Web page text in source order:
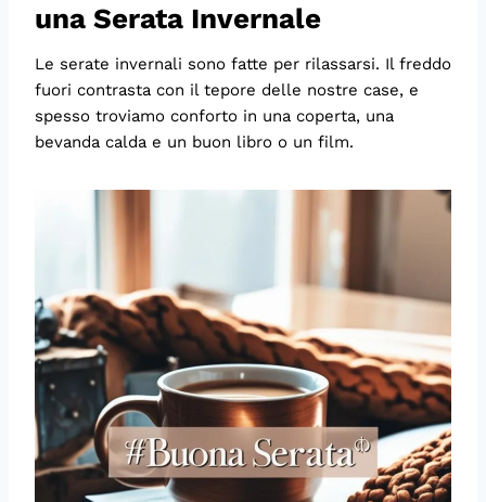
una Serata Invernale
Le serate invernali sono fatte per rilassarsi. Il freddo
fuori contrasta con il tepore delle nostre case, e
spesso troviamo conforto in una coperta, una
bevanda calda e un buon libro o un film.